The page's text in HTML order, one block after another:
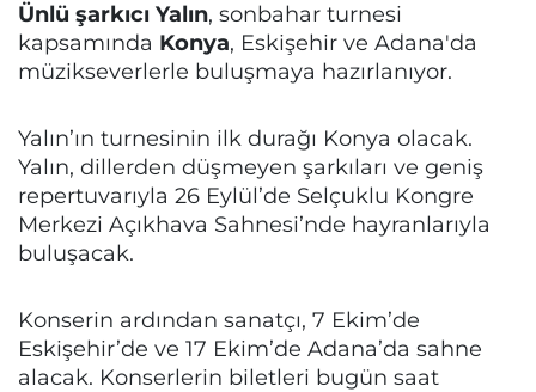
Ünlü şarkıcı Yalın, sonbahar turnesi
kapsamında Konya, Eskişehir ve Adana'da
müzikseverlerle buluşmaya hazırlanıyor.
Yalın’ın turnesinin ilk durağı Konya olacak.
Yalın, dillerden düşmeyen şarkıları ve geniş
repertuvarıyla 26 Eylül’de Selçuklu Kongre
Merkezi Açıkhava Sahnesi’nde hayranlarıyla
buluşacak.
Konserin ardından sanatçı, 7 Ekim’de
Eskişehir’de ve 17 Ekim’de Adana’da sahne
alacak. Konserlerin biletleri bugün saat